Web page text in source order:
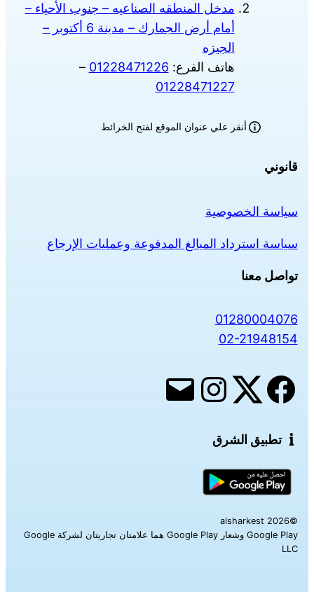
مدخل المنطقه الصناعيه – جنوب الأحياء –
أمام أرض الجمارك – مدينة 6 أكتوبر –
الجيزه
هاتف الفرع: 01228471226
–
01228471227
أنقر علي عنوان الموقع لفتح الخرائط
قانوني
سياسة الخصوصية
سياسة استرداد المبالغ المدفوعة وعمليات الإرجاع
تواصل معنا
01280004076
02-21948154
تطبيق الشرق
©alsharkest 2026
Google Play وشعار Google Play هما علامتان تجاريتان لشركة Google
LLC‎